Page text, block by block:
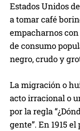
Estados Unidos
a tomar café
empacharnos
de consumo
negro, crudo y
La migración o
acto irracional o
por la regla
gente”. En 1915